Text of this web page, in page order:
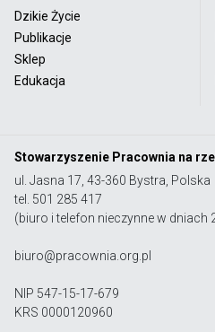
Dzikie Życie
Publikacje
Sklep
Edukacja
Stowarzyszenie Pracownia na
ul. Jasna 17, 43-360 Bystra, Polska
tel. 501 285 417
(biuro i telefon nieczynne w dniach
biuro@pracownia.org.pl
NIP 547-15-17-679
KRS 0000120960